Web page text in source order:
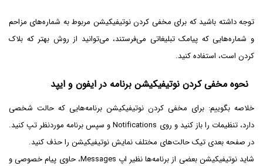
توجه داشته باشید که برای مخفی کردن نوتیفیکیشن مربوط به شماره‌های مزاحم
و شماره‌هایی که پیامک تبلیغاتی می‌فرستند، می‌توانید از روش بهتر که بلاک
کردن است، استفاده کنید.
نحوه مخفی کردن نوتیفیکیشن برنامه در ایفون و ایپد
خلاصه بگوییم: برای مخفی کردن نوتیفیکیشن برنامه‌هایی که حالت شخصی
دارد، تنظیمات را باز کنید و روی Notifications و سپس برنامه موردنظر تپ کنید.
در صفحه بعدی تیک حالت‌های مختلف نمایش نوتیفیکیشن را حذف کنید.
شاید نوتیفیکیشن بعضی از برنامه‌ها نظیر اپ Messages، حاوی پیام خصوصی و